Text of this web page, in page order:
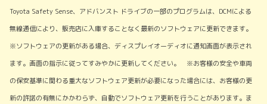
Toyota Safety Sense、アドバンスト ドライブの一部のプログラムは、DCMによる
無線通信により、販売店に入庫することなく最新のソフトウェアに更新できます。
※ソフトウェアの更新がある場合、ディスプレイオーディオに通知画面が表示され
ます。画面の指示に従ってすみやかに更新してください。 ※お客様の安全や車両
の保安基準に関わる重大なソフトウェア更新が必要になった場合には、お客様の更
新の許諾の有無にかかわらず、自動でソフトウェア更新を行うことがあります。ま